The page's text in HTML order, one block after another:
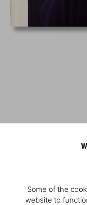
Some of the
website to